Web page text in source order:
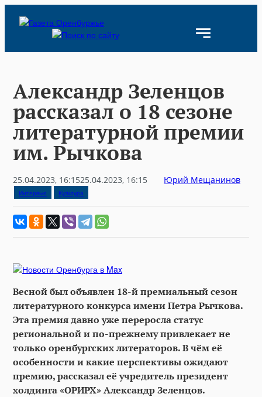
Александр Зеленцов
рассказал о 18 сезоне
литературной премии
им. Рычкова
25.04.2023, 16:1525.04.2023, 16:15 Юрий Мещанинов
Интервью Культура
Весной был объявлен 18-й премиальный сезон
литературного конкурса имени Петра Рычкова.
Эта премия давно уже переросла статус
региональной и по-прежнему привлекает не
только оренбургских литераторов. В чём её
особенности и какие перспективы ожидают
премию, рассказал её учредитель президент
холдинга «ОРИРХ» Александр Зеленцов.